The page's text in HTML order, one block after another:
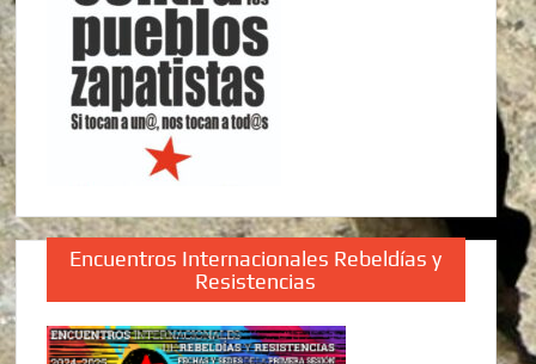
Encuentros Internacionales Rebeldías y
Resistencias